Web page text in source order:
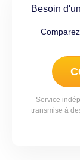
Besoin
Service
transmise à